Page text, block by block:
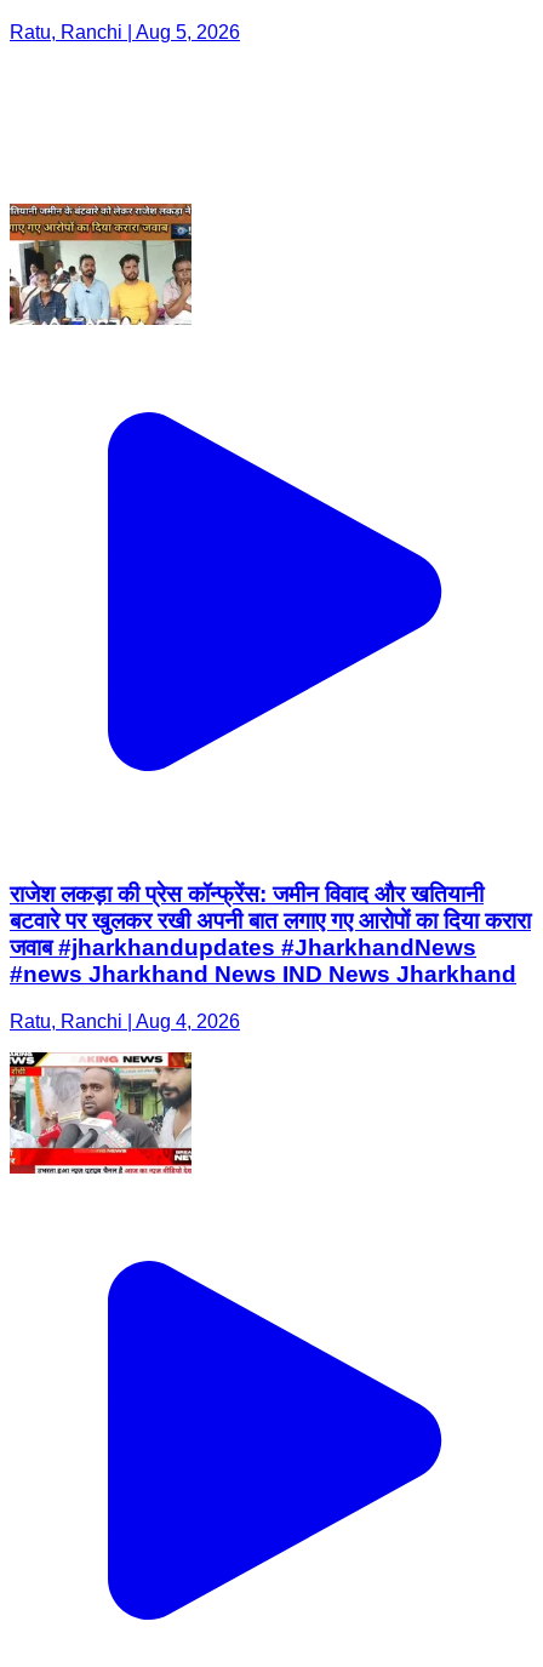
Ratu, Ranchi | Aug 5, 2026
राजेश लकड़ा की प्रेस कॉन्फ्रेंस: जमीन विवाद और खतियानी
Ratu, Ranchi | Aug 4, 2026
दिशोंम गुरु शिबू सोरेन की पहले पुण्यतिथि पर झामुमो कार्यकर्त्ता ने
राँची मे जरुरतमंदो के बिच भोजन का किया वितरण #ranchi